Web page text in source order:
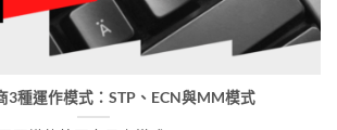
3種運作模式：STP、ECN與MM模式